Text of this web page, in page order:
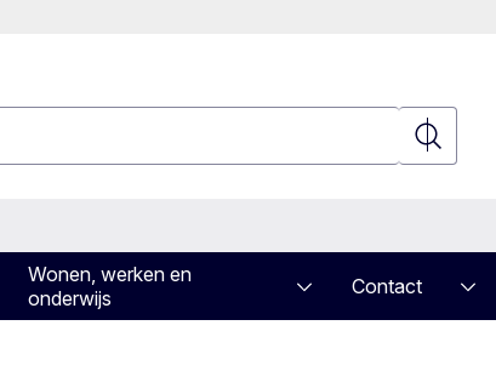
Zoeken
Wonen, werken en
onderwijs
Contact